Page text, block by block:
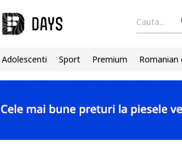
Cauta...
Adolescenti Sport Premium Romanian